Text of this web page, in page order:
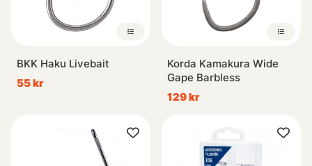
BKK Haku Livebait
55 kr
Korda Kamakura Wide
Gape Barbless
129 kr